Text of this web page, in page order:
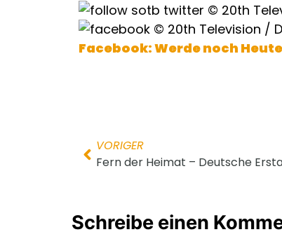
Facebook: Werde noch
VORIGER
Fern der Heimat – Deutsche
Schreibe einen